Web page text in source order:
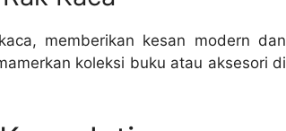
memberikan kesan modern dan
koleksi buku atau aksesori di